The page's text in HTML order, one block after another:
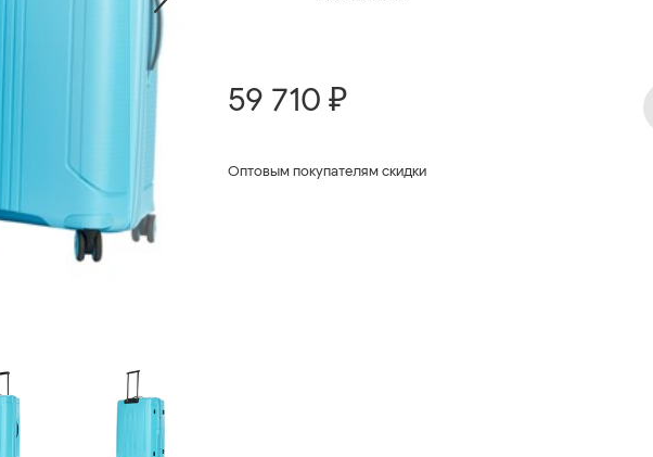
59 710 ₽
Оптовым покупателям скидки